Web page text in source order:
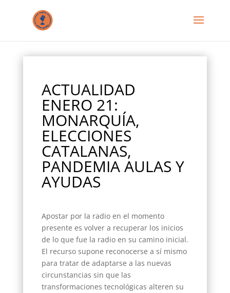
ACTUALIDAD
ENERO 21:
MONARQUÍA,
ELECCIONES
CATALANAS,
PANDEMIA AULAS Y
AYUDAS
Apostar por la radio en el momento
presente es volver a recuperar los inicios
de lo que fue la radio en su camino inicial.
El recurso supone reconocerse a sí mismo
para tratar de adaptarse a las nuevas
circunstancias sin que las
transformaciones tecnológicas alteren su